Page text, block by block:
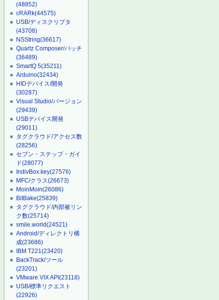
(48852)
cRARk(44575)
USB/ディスクリプタ
(43708)
NSString(36617)
Quartz Composer/パッチ
(36489)
SmartQ 5(35211)
Arduino(32434)
HIDデバイス/開発
(30287)
Visual Studio/バージョン
(29439)
USBデバイス開発
(29011)
タグクラウド/アクセス数
(28256)
セブン・ステップ・ガイ
ド(28077)
IndivBox.key(27576)
MFC/クラス(26673)
MoinMoin(26086)
BitBake(25839)
タグクラウド/内部被リン
ク数(25714)
smile.world(24521)
Android/ディレクトリ構
成(23686)
IBM T221(23420)
BackTrack/ツール
(23201)
VMware VIX API(23118)
USB/標準リクエスト
(22926)